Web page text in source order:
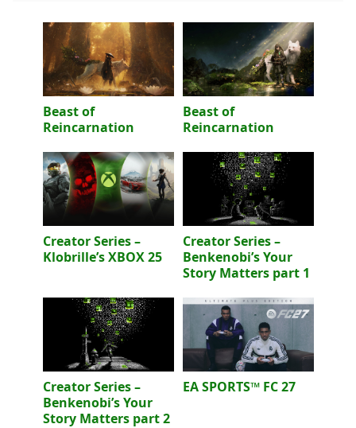
Beast of
Reincarnation
Beast of
Reincarnation
Creator Series –
Klobrille’s XBOX 25
Creator Series –
Benkenobi’s Your
Story Matters part 1
Creator Series –
Benkenobi’s Your
Story Matters part 2
EA SPORTS™ FC 27